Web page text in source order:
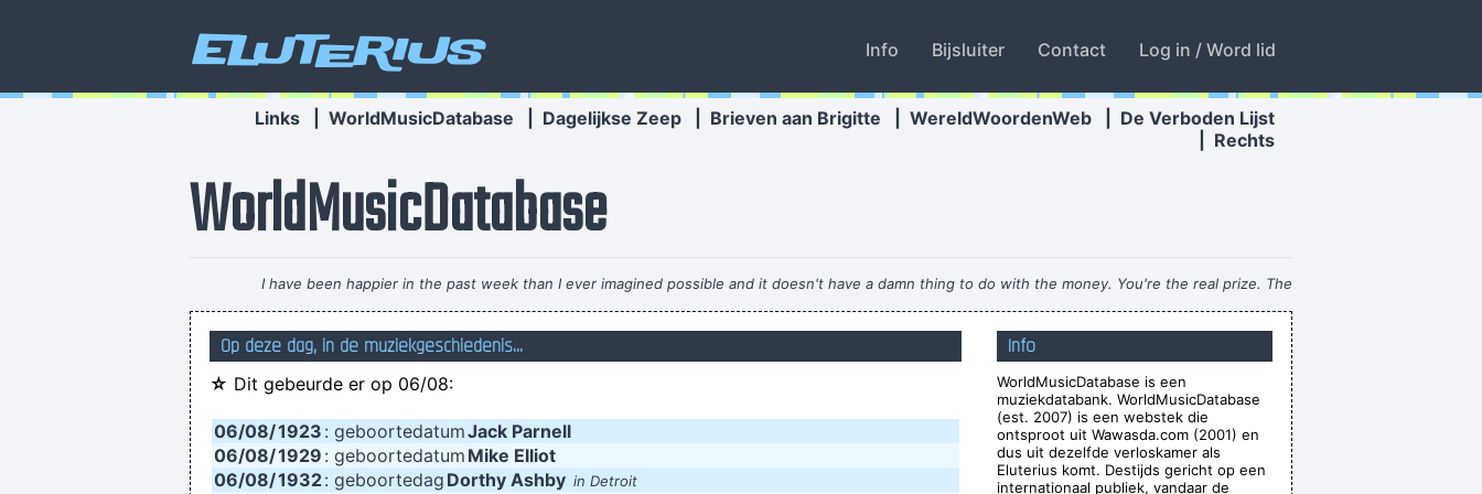
Eluterius Info Bijsluiter Contact Log in / Word lid
Links WorldMusicDatabase Dagelijkse Zeep Brieven aan Brigitte WereldWoordenWeb
De Verboden Lijst
Rechts
WorldMusicDatabase
I have been happier in the past week than I ever imagined possible and it doesn't have a damn thing to do with the money. You're the real prize. The
lottery was just a bonus~ Jeff Porcaro
I'm investing in a company that has patented wallet technology that will deodorize currency That way people won´ t have to deal with money that smells
~ Moby
It´s Thursday evening in Toronto - I had to actually ask the drummer - but for us, it´s Friday night~ Paul Weller
When you're good, you get critisized... ~ Rob Pilatus
Pop is actually my least favorite kind of music, because it lacks real depth. ~ Christina Aguilera
Op deze dag, in de muziekgeschiedenis...
☆ Dit gebeurde er op 06/08:
06/08/1923 : geboortedatumJack Parnell
06/08/1929 : geboortedatum Mike Elliot
06/08/1932: geboortedag Dorthy Ashby in Detroit
Info
WorldMusicDatabase is een
muziekdatabank. WorldMusicDatabase
(est. 2007) is een webstek die
ontsproot uit Wawasda.com (2001) en
dus uit dezelfde verloskamer als
Eluterius komt. Destijds gericht op een
internationaal publiek, vandaar de